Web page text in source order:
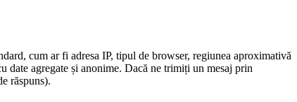
cum ar fi adresa IP, tipul de browser, regiunea aproximativă
date agregate și anonime. Dacă ne trimiți un mesaj prin
răspuns).